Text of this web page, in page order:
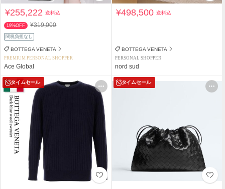
¥255,222送料込
19%OFF ¥319,000
関税負担なし
BOTTEGA VENETA
PREMIUM PERSONAL SHOPPER
Ace Global
¥498,500送料込
BOTTEGA VENETA
PERSONAL SHOPPER
nord sud
タイムセール タイムセール